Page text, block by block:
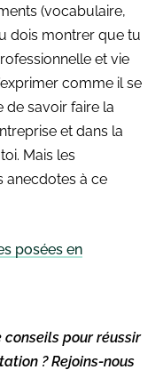
(vocabulaire,
dois montrer que tu
et vie
comme il se
de savoir faire la
et dans la
Mais les
anecdotes à ce
posées en
conseils pour réussir
? Rejoins-nous